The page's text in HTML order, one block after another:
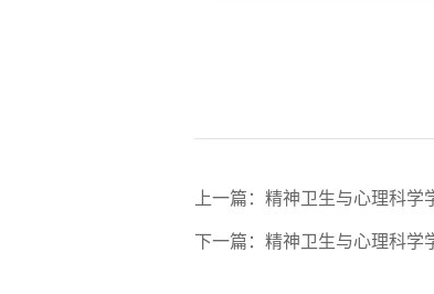
上一篇：精神卫生与心理科
下一篇：精神卫生与心理科学